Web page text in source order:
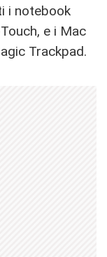
i notebook
e i Mac
Trackpad.